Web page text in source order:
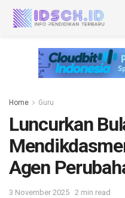
Home Guru
Luncurkan
Agen
3 November 2025 2 min read